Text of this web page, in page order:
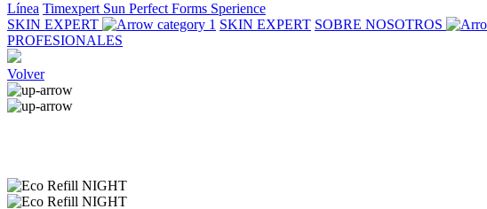
Línea Timexpert Sun Perfect Forms Sperience
SKIN EXPERT
SKIN EXPERT SOBRE NOSOTROS
PROFESIONALES
Volver